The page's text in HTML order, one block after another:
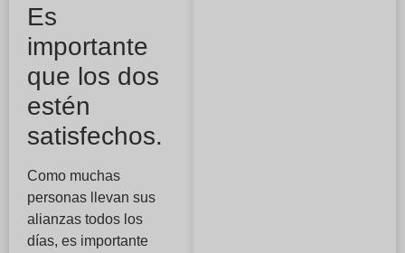
Es
importante
que los dos
estén
satisfechos.
Como muchas
personas llevan sus
alianzas todos los
días, es importante